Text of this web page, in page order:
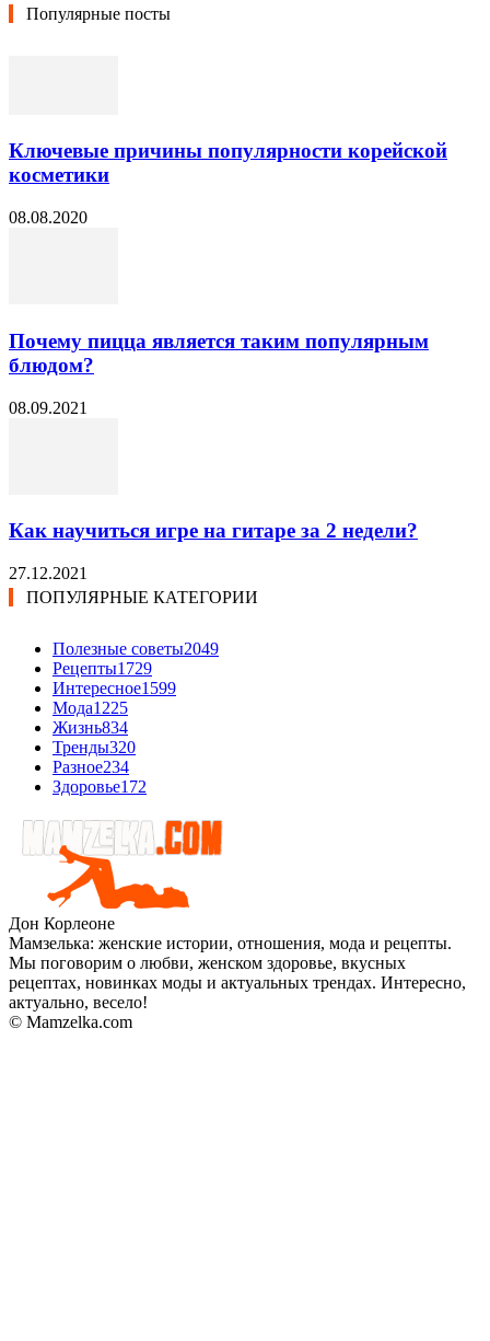
Популярные посты
Ключевые причины популярности корейской
косметики
08.08.2020
Почему пицца является таким популярным
блюдом?
08.09.2021
Как научиться игре на гитаре за 2 недели?
27.12.2021
ПОПУЛЯРНЫЕ КАТЕГОРИИ
Полезные советы2049
Рецепты1729
Интересное1599
Мода1225
Жизнь834
Тренды320
Разное234
Здоровье172
Дон Корлеоне
Мамзелька: женские истории, отношения, мода и рецепты.
Мы поговорим о любви, женском здоровье, вкусных
рецептах, новинках моды и актуальных трендах. Интересно,
актуально, весело!
© Mamzelka.com